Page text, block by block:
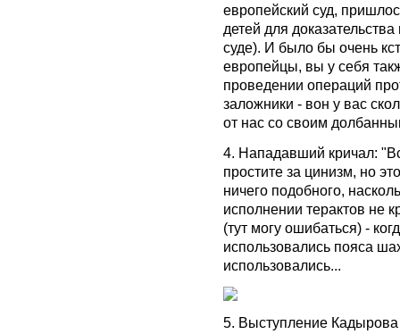
европейский суд,
детей для
суде). И было бы очень
европейцы, вы у себя
проведении операций
заложники - вон у вас
от нас со своим
4. Нападавший кричал:
простите за цинизм, но
ничего подобного,
исполнении терактов не
(тут могу ошибаться) -
использовались пояса
использовались...
5. Выступление